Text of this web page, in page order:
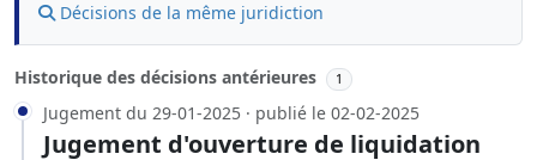
Décisions de la même juridiction
Historique des décisions antérieures 1
Jugement du 29-01-2025 · publié le 02-02-2025
Jugement d'ouverture de liquidation